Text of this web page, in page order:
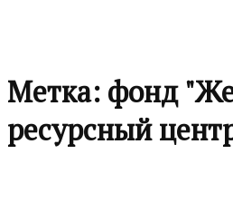
Метка: фонд
ресурсный